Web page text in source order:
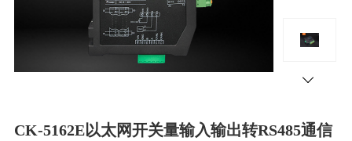
CK-5162E以太网开关量输入输出转RS485通信